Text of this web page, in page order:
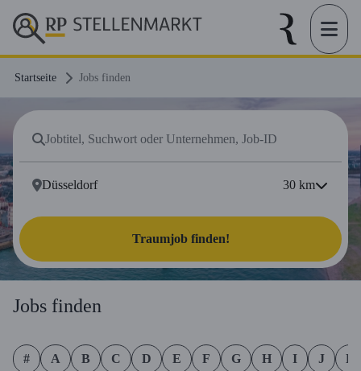
Startseite Jobs finden
30 km
Traumjob finden!
Jobs finden
# A B C D E F G H I J K